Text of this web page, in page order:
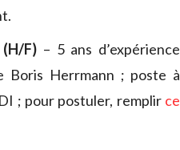
F) – 5 ans d’expérience
Boris Herrmann ; poste à
; pour postuler, remplir ce